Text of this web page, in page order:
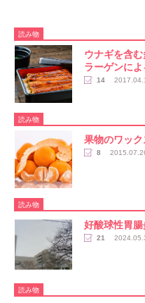
読み物
ウナギを含
ラーゲンに
14
読み物
果物のワッ
8
読み物
好酸球性胃
21
読み物